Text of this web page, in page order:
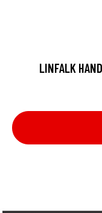
LINFALK